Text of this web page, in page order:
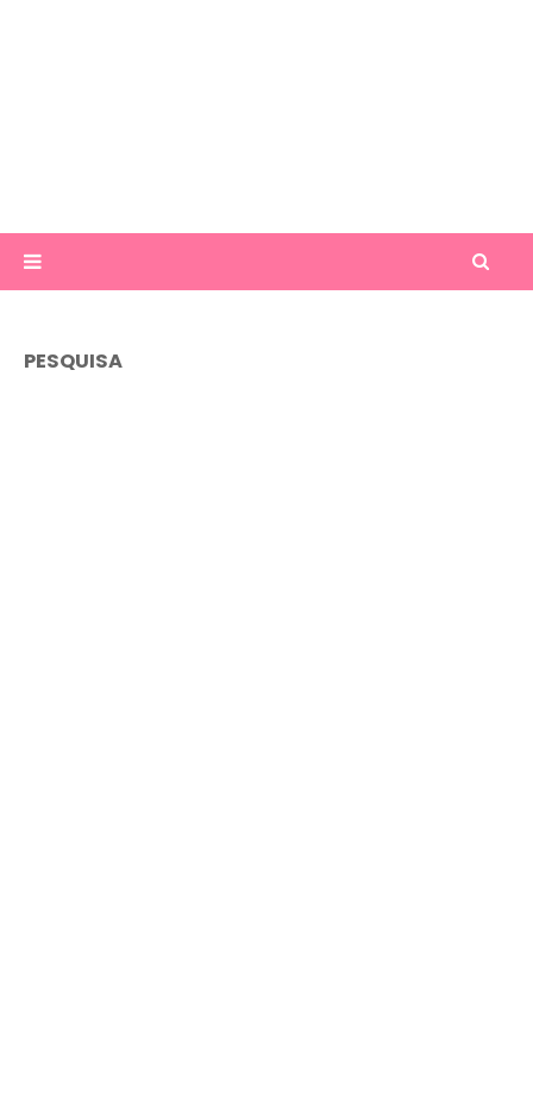
PESQUISA